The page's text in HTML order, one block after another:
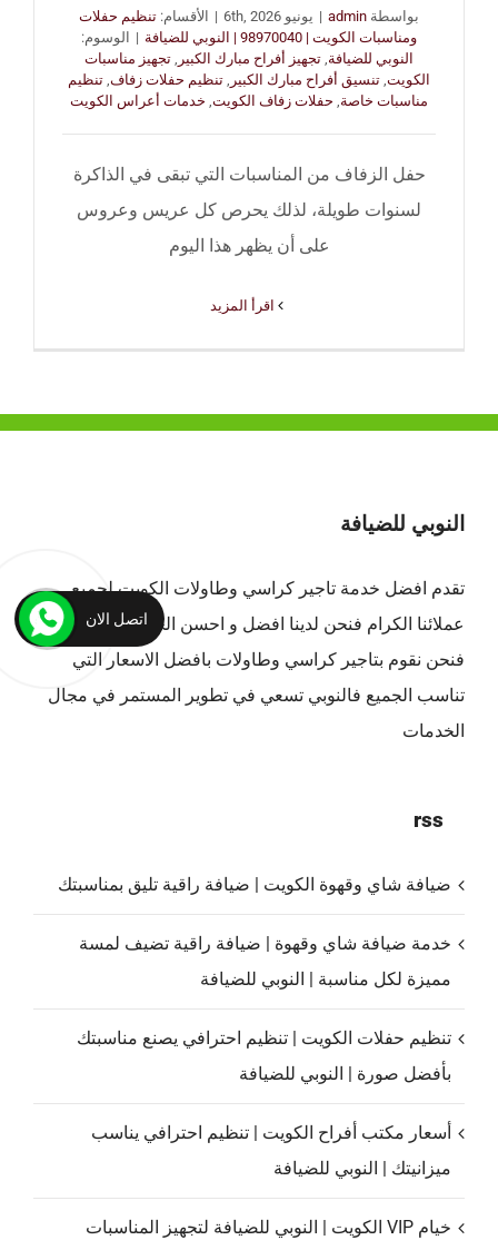
بواسطة admin
| يونيو 6th, 2026 | الأقسام: تنظيم حفلات
ومناسبات الكويت | 98970040 | النوبي للضيافة
|
الوسوم:
النوبي للضيافة تجهيز أفراح مبارك الكبير
تجهيز مناسبات
الكويت تنسيق أفراح مبارك الكبير تنظيم حفلات زفاف تنظيم
مناسبات خاصة حفلات زفاف الكويت خدمات أعراس الكويت
حفل الزفاف من المناسبات التي تبقى في الذاكرة
لسنوات طويلة، لذلك يحرص كل عريس وعروس
على أن يظهر هذا اليوم
النوبي للضيافة
تقدم افضل خدمة تاجير كراسي وطاولات الكويتلجميع
عملائنا الكرام فنحن لدينا افضل و احسن الخدمات بالكويت ،
فنحن نقوم بتاجير كراسي وطاولات بافضل الاسعار التي
تناسب الجميع فالنوبي تسعي في تطوير المستمر في مجال
الخدمات
rss
ضيافة شاي وقهوة الكويت | ضيافة راقية تليق بمناسبتك
خدمة ضيافة شاي وقهوة | ضيافة راقية تضيف لمسة
مميزة لكل مناسبة | النوبي للضيافة
تنظيم حفلات الكويت | تنظيم احترافي يصنع مناسبتك
بأفضل صورة | النوبي للضيافة
أسعار مكتب أفراح الكويت | تنظيم احترافي يناسب
ميزانيتك | النوبي للضيافة
خيام VIP الكويت | النوبي للضيافة لتجهيز المناسبات
اتصل الان